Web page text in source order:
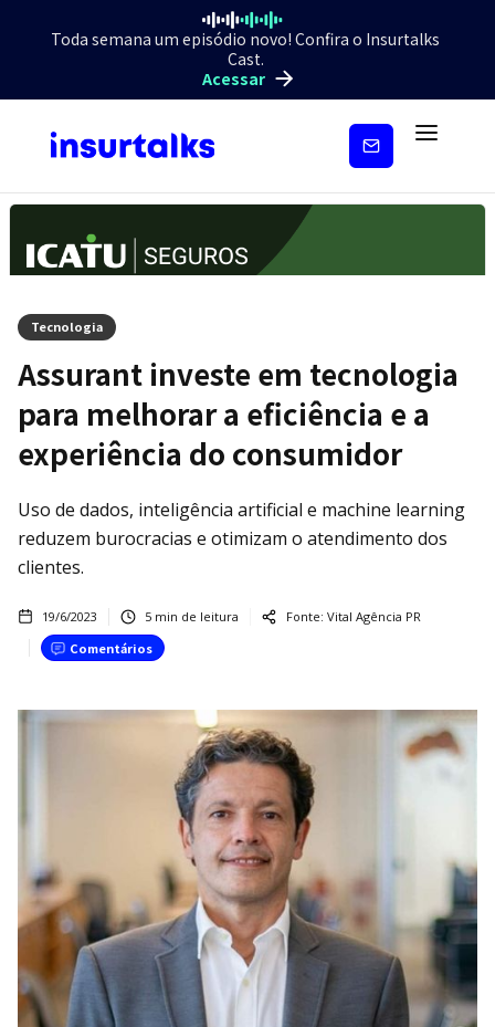
Toda semana um episódio novo! Confira o Insurtalks
Cast.
Acessar
Inscreva-
Tecnologia
Assurant investe em tecnologia
para melhorar a eficiência e a
experiência do consumidor
Uso de dados, inteligência artificial e machine learning
reduzem burocracias e otimizam o atendimento dos
clientes.
19/6/2023 5 min de leitura Fonte: Vital Agência PR
Comentários